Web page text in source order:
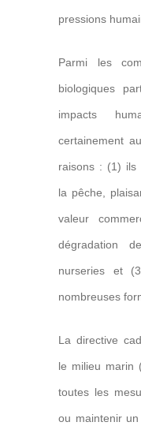
pressions
Parmi les
biologiques
impacts
certainement
raisons : (1) ils
la pêche,
valeur
dégradation
nurseries et
nombreuses
La directive
le milieu marin
toutes les
ou maintenir